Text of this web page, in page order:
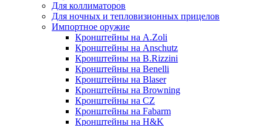
Для коллиматоров
Для ночных и тепловизионных прицелов
Импортное оружие
Кронштейны на A.Zoli
Кронштейны на Anschutz
Кронштейны на B.Rizzini
Кронштейны на Benelli
Кронштейны на Blaser
Кронштейны на Browning
Кронштейны на CZ
Кронштейны на Fabarm
Кронштейны на H&K